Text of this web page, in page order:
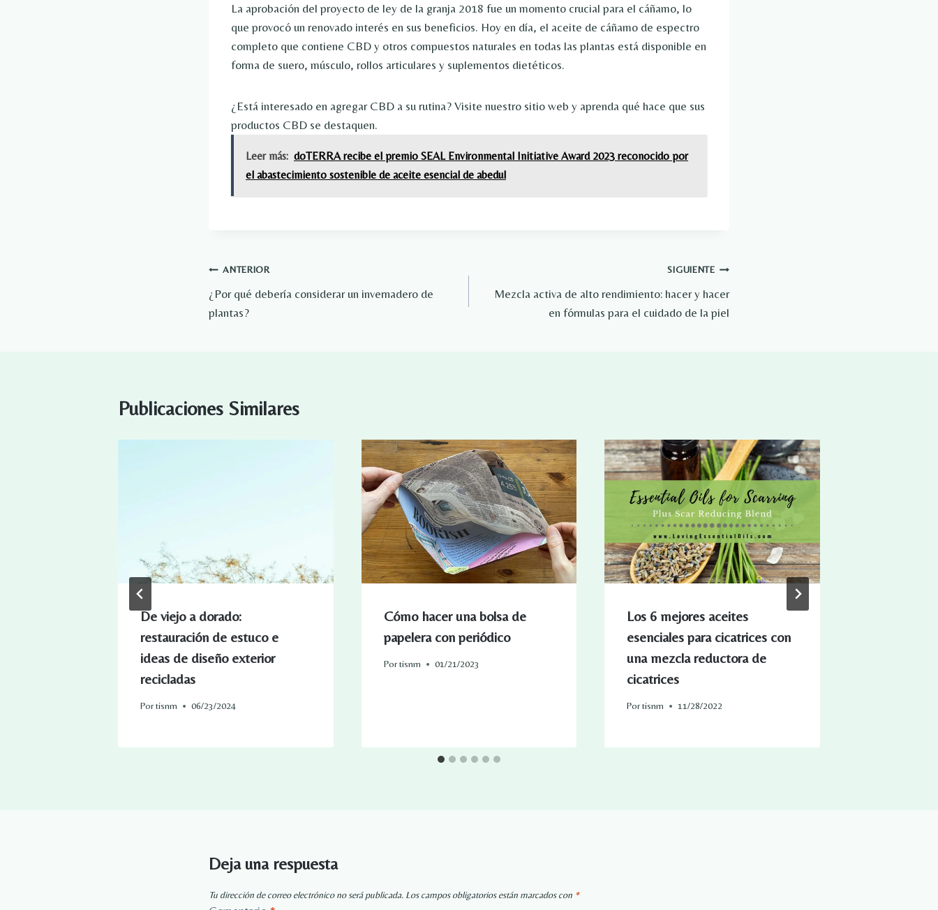
La aprobación del proyecto de ley de la granja 2018 fue un momento crucial para el cáñamo, lo
que provocó un renovado interés en sus beneficios. Hoy en día, el aceite de cáñamo de espectro
completo que contiene CBD y otros compuestos naturales en todas las plantas está disponible en
forma de suero, músculo, rollos articulares y suplementos dietéticos.
¿Está interesado en agregar CBD a su rutina? Visite nuestro sitio web y aprenda qué hace que sus
productos CBD se destaquen.
Leer más: doTERRA recibe el premio SEAL Environmental Initiative Award 2023 reconocido por
el abastecimiento sostenible de aceite esencial de abedul
Navegación
de
ANTERIOR
¿Por qué debería considerar un invernadero de
plantas?
SIGUIENTE
Mezcla activa de alto rendimiento: hacer y hacer
en fórmulas para el cuidado de la piel
Publicaciones Similares
De viejo a dorado:
restauración de estuco e
ideas de diseño exterior
recicladas
Portisnm 06/23/2024
Cómo hacer una bolsa de
papelera con periódico
Por tisnm 01/21/2023
Los 6 mejores aceites
esenciales para cicatrices con
una mezcla reductora de
cicatrices
Por tisnm 11/28/2022
Deja una respuesta
Tu dirección de correo electrónico no será publicada. Los campos obligatorios están marcados con *